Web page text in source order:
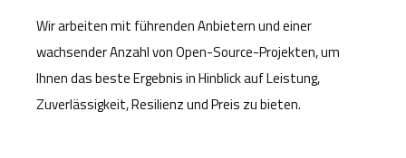
Wir arbeiten mit führenden Anbietern und einer
wachsender Anzahl von Open-Source-Projekten, um
Ihnen das beste Ergebnis in Hinblick auf Leistung,
Zuverlässigkeit, Resilienz und Preis zu bieten.